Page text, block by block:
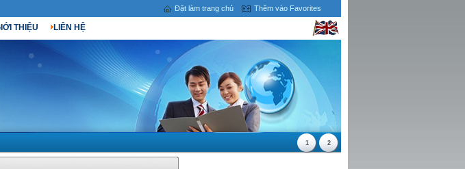
Đặt làm trang chủ Thêm vào Favorites
THIỆU LIÊN HỆ
1 2